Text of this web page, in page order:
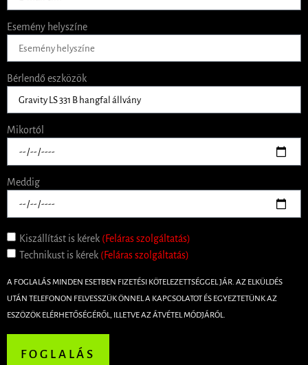
Esemény helyszíne
Bérlendő eszközök
Mikortól
Meddig
Kiszállítást is kérek (Feláras szolgáltatás)
Technikust is kérek (Feláras szolgáltatás)
A FOGLALÁS MINDEN ESETBEN FIZETÉSI KÖTELEZETTSÉGGEL JÁR. AZ ELKÜLDÉS
UTÁN TELEFONON FELVESSZÜK ÖNNEL A KAPCSOLATOT ÉS EGYEZTETÜNK AZ
ESZÖZÖK ELÉRHETŐSÉGÉRŐL, ILLETVE AZ ÁTVÉTEL MÓDJÁRÓL.
FOGLALÁS